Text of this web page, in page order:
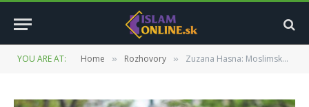
YOU ARE AT: Home » Rozhovory » Zuzana Hasna: Moslimské ženy sa mi zdôverujú, že majú strach a nechcú byť viditeľné